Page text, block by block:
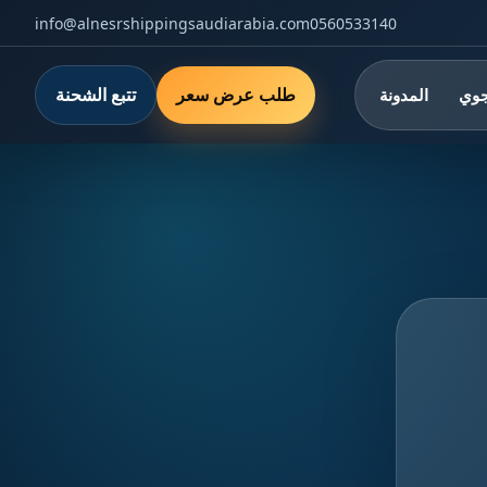
0560533140
info@alnesrshippingsaudiarabia.com
المدونة طلب عرض سعر تتبع الشحنة